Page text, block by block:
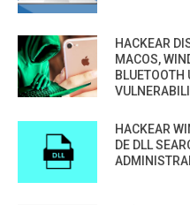
HACKEAR
MACOS,
HACKEAR
DE DLL